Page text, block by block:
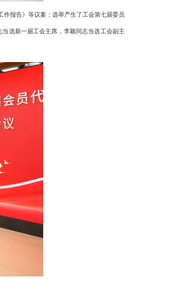
报告》等议案；选举产生了工会第七届委员
选新一届工会主席，李颖同志当选工会副主